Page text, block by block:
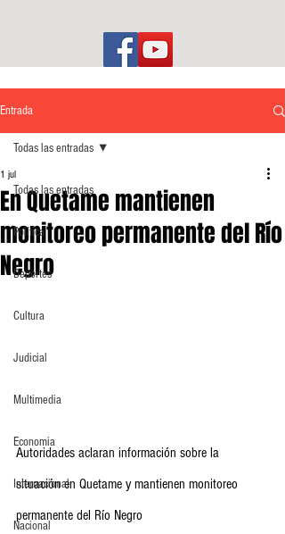
Entrada
Todas las entradas
Política
Deportes
Cultura
Judicial
Multimedia
Economia
Internacional
Nacional
Todas las entradas
En Quetame mantienen
monitoreo permanente del Río
Negro
1 jul
Autoridades aclaran información sobre la
situación en Quetame y mantienen monitoreo
permanente del Río Negro